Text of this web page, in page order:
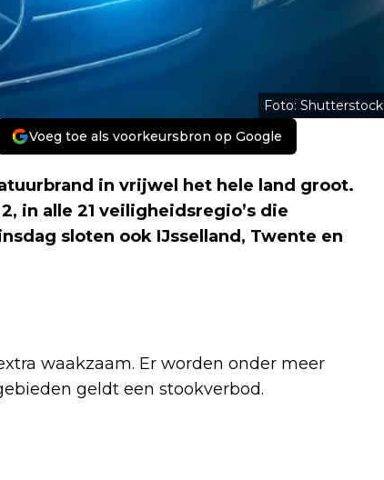
Foto: Shutterstock
Voeg toe als voorkeursbron op Google
in vrijwel het hele land groot.
in alle 21 veiligheidsregio’s die
sloten ook IJsselland, Twente en
waakzaam. Er worden onder meer
geldt een stookverbod.